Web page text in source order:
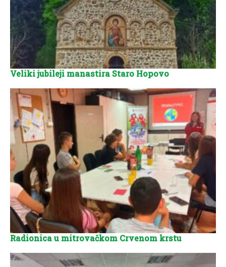
Veliki jubileji manastira Staro Hopovo
Radionica u mitrovačkom Crvenom krstu